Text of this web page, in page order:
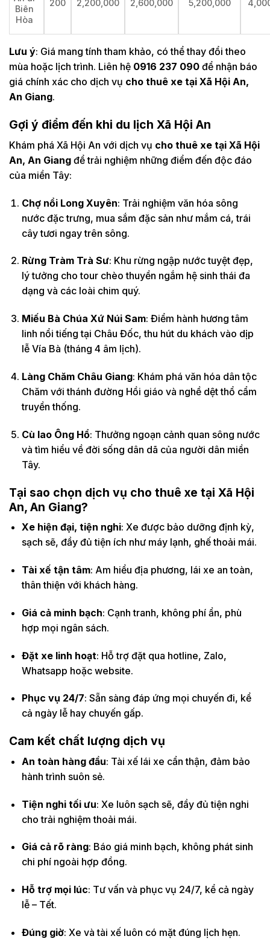
Biên
Hòa
200 2,200,000 2,600,000 5,200,000
Lưu ý: Giá mang tính tham khảo, có thể thay đổi theo
mùa hoặc lịch trình. Liên hệ 0916 237 090 để nhận báo
giá chính xác cho dịch vụ cho thuê xe tại Xã Hội An,
An Giang.
Gợi ý điểm đến khi du lịch Xã Hội An
Khám phá Xã Hội An với dịch vụ cho thuê xe tại Xã Hội
An, An Giang để trải nghiệm những điểm đến độc đáo
của miền Tây:
Chợ nổi Long Xuyên: Trải nghiệm văn hóa sông
nước đặc trưng, mua sắm đặc sản như mắm cá, trái
cây tươi ngay trên sông.
Rừng Tràm Trà Sư: Khu rừng ngập nước tuyệt đẹp,
lý tưởng cho tour chèo thuyền ngắm hệ sinh thái đa
dạng và các loài chim quý.
Miếu Bà Chúa Xứ Núi Sam: Điểm hành hương tâm
linh nổi tiếng tại Châu Đốc, thu hút du khách vào dịp
lễ Vía Bà (tháng 4 âm lịch).
Làng Chăm Châu Giang: Khám phá văn hóa dân tộc
Chăm với thánh đường Hồi giáo và nghề dệt thổ cẩm
truyền thống.
Cù lao Ông Hổ: Thưởng ngoạn cảnh quan sông nước
và tìm hiểu về đời sống dân dã của người dân miền
Tây.
Tại sao chọn dịch vụ cho thuê xe tại Xã Hội
An, An Giang?
Xe hiện đại, tiện nghi: Xe được bảo dưỡng định kỳ,
sạch sẽ, đầy đủ tiện ích như máy lạnh, ghế thoải mái.
Tài xế tận tâm: Am hiểu địa phương, lái xe an toàn,
thân thiện với khách hàng.
Giá cả minh bạch: Cạnh tranh, không phí ẩn, phù
hợp mọi ngân sách.
Đặt xe linh hoạt: Hỗ trợ đặt qua hotline, Zalo,
Whatsapp hoặc website.
Phục vụ 24/7: Sẵn sàng đáp ứng mọi chuyến đi, kể
cả ngày lễ hay chuyến gấp.
Cam kết chất lượng dịch vụ
An toàn hàng đầu: Tài xế lái xe cẩn thận, đảm bảo
hành trình suôn sẻ.
Tiện nghi tối ưu: Xe luôn sạch sẽ, đầy đủ tiện nghi
cho trải nghiệm thoải mái.
Giá cả rõ ràng: Báo giá minh bạch, không phát sinh
chi phí ngoài hợp đồng.
Hỗ trợ mọi lúc: Tư vấn và phục vụ 24/7, kể cả ngày
lễ – Tết.
Đúng giờ: Xe và tài xế luôn có mặt đúng lịch hẹn.